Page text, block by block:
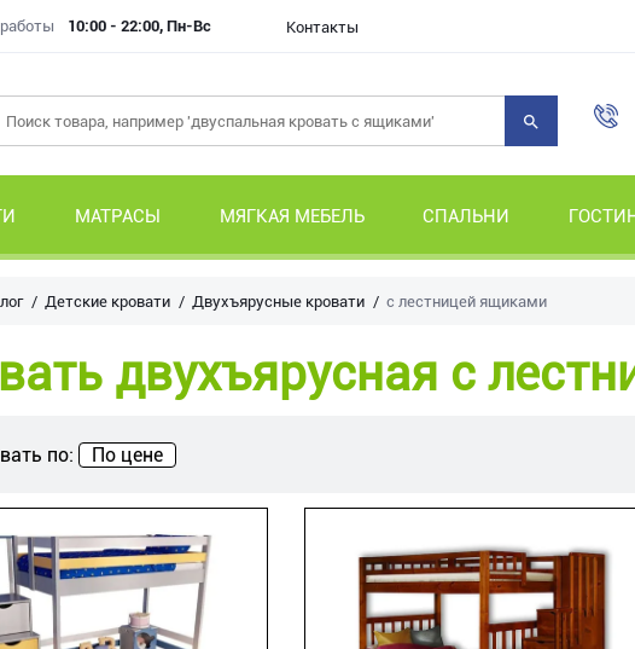
10:00 - 22:00, Пн-Вс Контакты
МАТРАСЫ МЯГКАЯ МЕБЕЛЬ СПАЛЬНИ
Детские кровати Двухъярусные кровати с лестницей ящиками
двухъярусная с
по: По цене